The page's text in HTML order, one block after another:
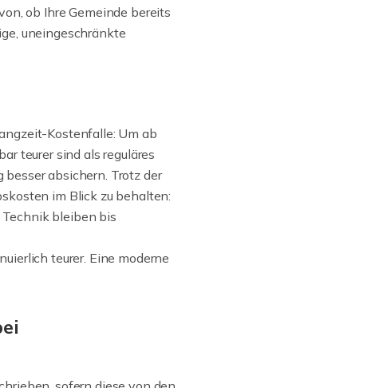
ob Ihre Gemeinde bereits
uneingeschränkte
Kostenfalle: Um ab
teurer sind als reguläres
absichern. Trotz der
im Blick zu behalten:
bleiben bis
teurer. Eine moderne